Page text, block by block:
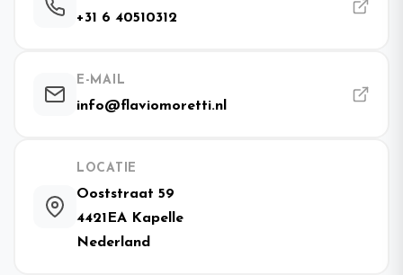
+31 6 40510312
E-MAIL
info@flaviomoretti.nl
LOCATIE
Ooststraat 59
4421EA Kapelle
Nederland